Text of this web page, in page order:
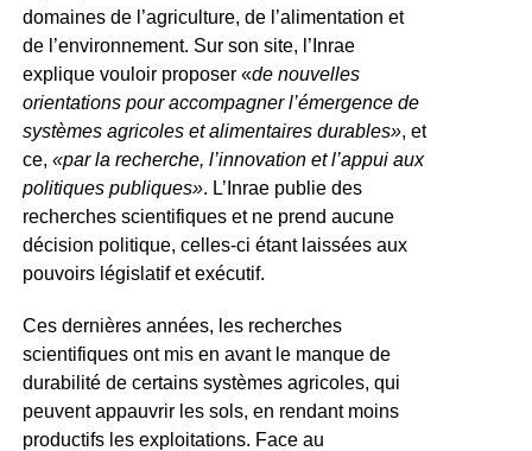
domaines de l’agriculture, de l’alimentation et
de l’environnement. Sur son site, l’Inrae
explique vouloir proposer «de nouvelles
orientations pour accompagner l’émergence de
systèmes agricoles et alimentaires durables», et
ce, «par la recherche, l’innovation et l’appui aux
politiques publiques». L’Inrae publie des
recherches scientifiques et ne prend aucune
décision politique, celles-ci étant laissées aux
pouvoirs législatif et exécutif.
Ces dernières années, les recherches
scientifiques ont mis en avant le manque de
durabilité de certains systèmes agricoles, qui
peuvent appauvrir les sols, en rendant moins
productifs les exploitations. Face au